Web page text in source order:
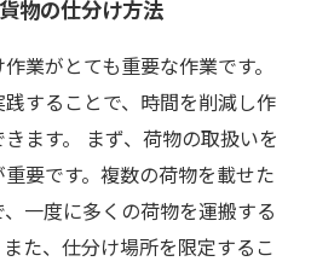
物の仕分け方法
業がとても重要な作業です。
することで、時間を削減し作
ます。 まず、荷物の取扱いを
要です。複数の荷物を載せた
一度に多くの荷物を運搬する
た、仕分け場所を限定するこ